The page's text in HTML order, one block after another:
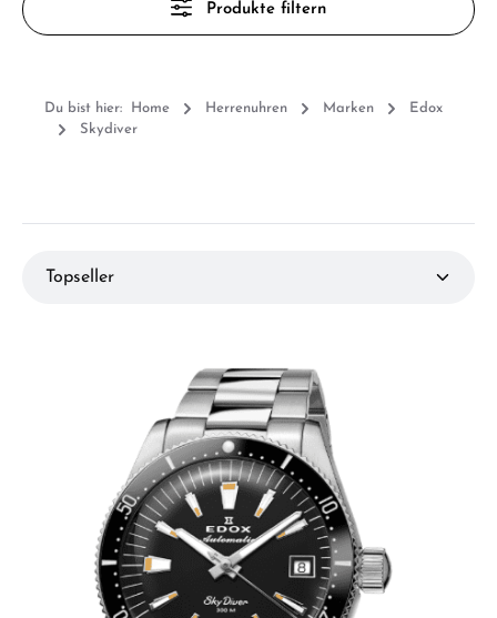
Produkte filtern
Du bist hier: Home Herrenuhren Marken
Edox
Skydiver